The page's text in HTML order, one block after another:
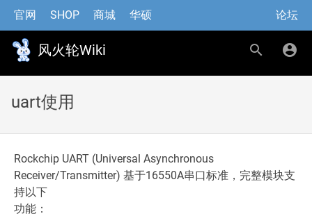
官网 SHOP 商城 华硕 论坛
风火轮Wiki
uart使用
Rockchip UART (Universal Asynchronous
Receiver/Transmitter) 基于16550A串口标准，完整模块支
持以下
功能：